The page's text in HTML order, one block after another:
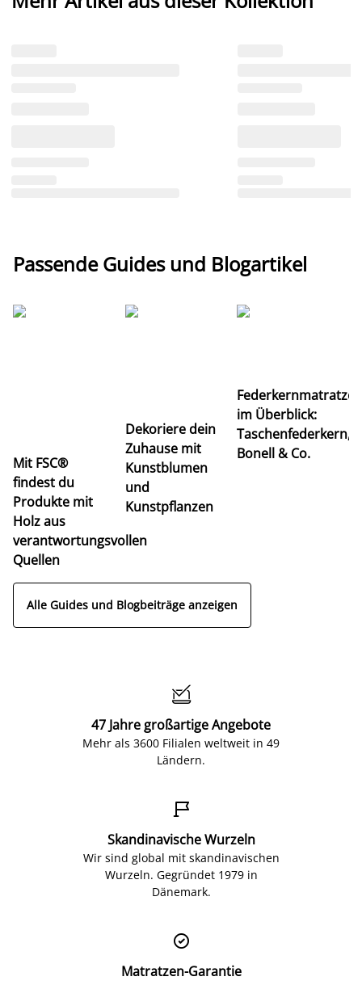
Passende Guides und Blogartikel
Mit FSC®
findest du
Produkte mit
Holz aus
verantwortungsvollen
Quellen
Dekoriere dein
Zuhause mit
Kunstblumen
und
Kunstpflanzen
im Überblick:
Taschenfederkern,
Bonell & Co.
Alle Guides und Blogbeiträge anzeigen

47 Jahre großartige Angebote
Mehr als 3600 Filialen weltweit in 49
Ländern.

Skandinavische Wurzeln
Wir sind global mit skandinavischen
Wurzeln. Gegründet 1979 in
Dänemark.

Matratzen-Garantie